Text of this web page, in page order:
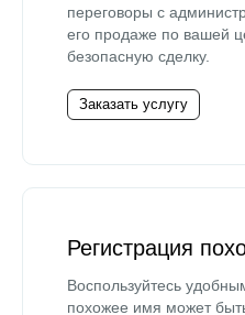
переговоры с
его продаже по вашей
безопасную сделку.
Заказать услугу
Регистрация
Воспользуйтесь
похожее имя может